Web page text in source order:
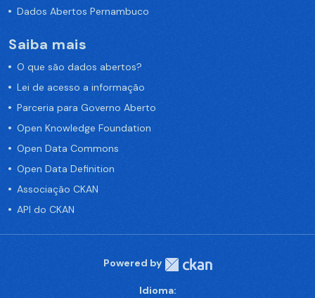
Dados Abertos Pernambuco
Saiba mais
O que são dados abertos?
Lei de acesso a informação
Parceria para Governo Aberto
Open Knowledge Foundation
Open Data Commons
Open Data Definition
Associação CKAN
API do CKAN
Powered by
Idioma